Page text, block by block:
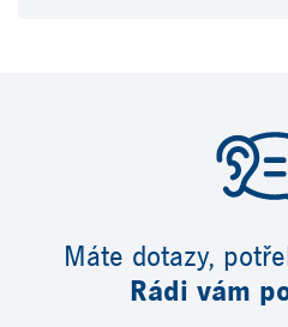
Máte dotazy,
Rádi vám